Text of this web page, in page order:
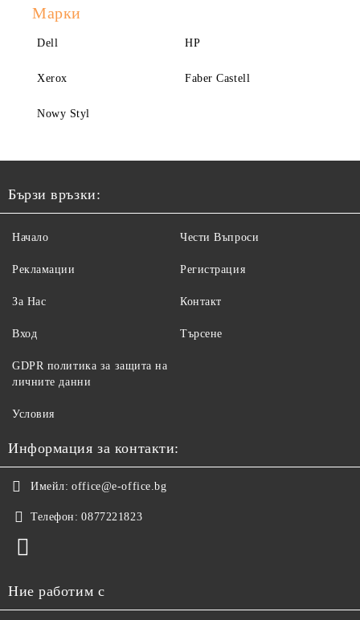
Марки
Dell HP
Xerox Faber Castell
Nowy Styl
Бързи връзки:
Начало
Рекламации
За Нас
Вход
Чести Въпроси
Регистрация
Контакт
Търсене
GDPR политика за защита на
личните данни
Условия
Информация за контакти:
Имейл: office@e-office.bg
Телефон: 0877221823
Ние работим с